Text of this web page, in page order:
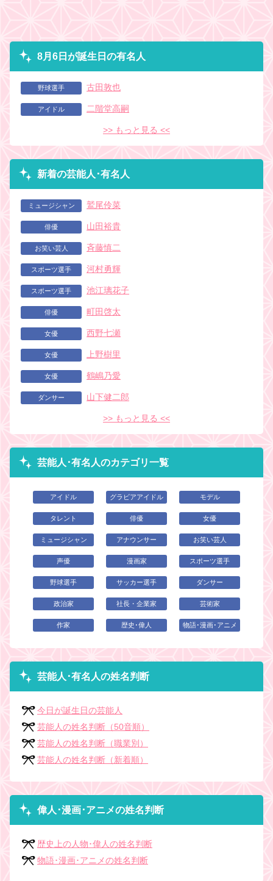
8月6日が誕生日の有名人
野球選手 古田敦也
アイドル 二階堂高嗣
>> もっと見る <<
新着の芸能人･有名人
ミュージシャン 鷲尾伶菜
俳優 山田裕貴
お笑い芸人 斉藤慎二
スポーツ選手 河村勇輝
スポーツ選手 池江璃花子
俳優 町田啓太
女優 西野七瀬
女優 上野樹里
女優 鶴嶋乃愛
ダンサー 山下健二郎
>> もっと見る <<
芸能人･有名人のカテゴリ一覧
アイドル グラビアアイドル モデル
タレント 俳優 女優
ミュージシャン アナウンサー お笑い芸人
声優 漫画家 スポーツ選手
野球選手 サッカー選手 ダンサー
政治家 社長・企業家 芸術家
作家 歴史･偉人 物語･漫画･アニメ
芸能人･有名人の姓名判断
今日が誕生日の芸能人
芸能人の姓名判断（50音順）
芸能人の姓名判断（職業別）
芸能人の姓名判断（新着順）
偉人･漫画･アニメの姓名判断
歴史上の人物･偉人の姓名判断
物語･漫画･アニメの姓名判断